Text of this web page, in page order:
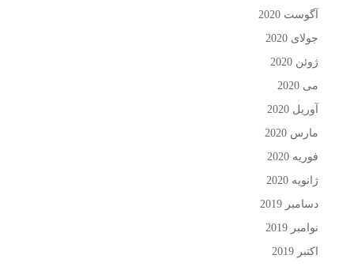
آگوست 2020
جولای 2020
ژوئن 2020
می 2020
آوریل 2020
مارس 2020
فوریه 2020
ژانویه 2020
دسامبر 2019
نوامبر 2019
اکتبر 2019